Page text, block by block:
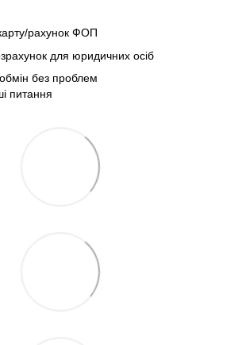
рахунок ФОП
для юридичних осіб
без проблем
питання